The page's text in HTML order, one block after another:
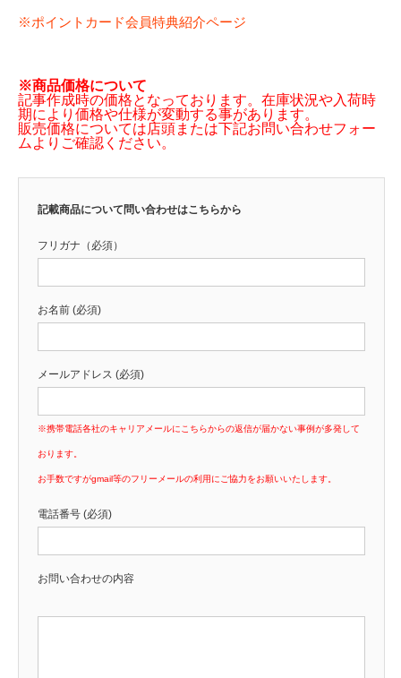
※ポイントカード会員特典紹介ページ
※商品価格について
記事作成時の価格となっております。在庫状況や入荷時
期により価格や仕様が変動する事があります。
販売価格については店頭または下記お問い合わせフォー
ムよりご確認ください。
記載商品について問い合わせはこちらから
フリガナ（必須）
お名前 (必須)
メールアドレス (必須)
※携帯電話各社のキャリアメールにこちらからの返信が届かない事例が多発して
おります。
お手数ですがgmail等のフリーメールの利用にご協力をお願いいたします。
電話番号 (必須)
お問い合わせの内容